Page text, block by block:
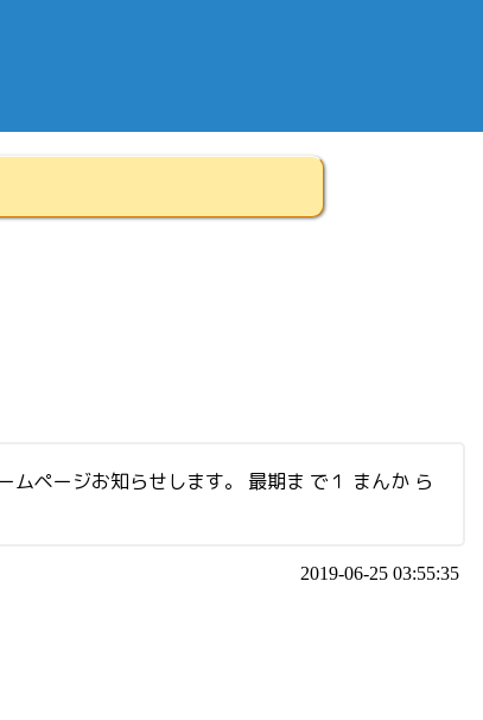
ページお知らせします。 最期ま で１ まんか ら
2019-06-25 03:55:35